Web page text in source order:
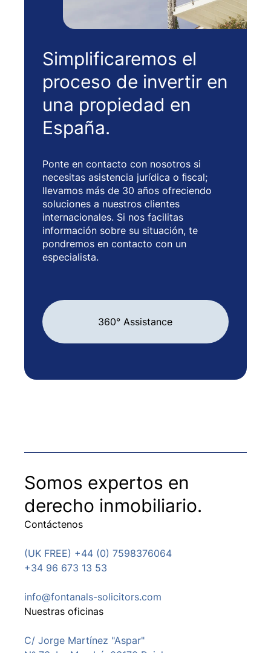
Simplificaremos el
proceso de invertir en
una propiedad en
España.
Ponte en contacto con nosotros si
necesitas asistencia jurídica o ﬁscal;
llevamos más de 30 años ofreciendo
soluciones a nuestros clientes
internacionales. Si nos facilitas
información sobre su situación, te
pondremos en contacto con un
especialista.
360° Assistance
Somos expertos en
derecho inmobiliario.
Contáctenos
(UK FREE) +44 (0) 7598376064
+34 96 673 13 53
info@fontanals-solicitors.com
Nuestras oficinas
C/ Jorge Martínez "Aspar"